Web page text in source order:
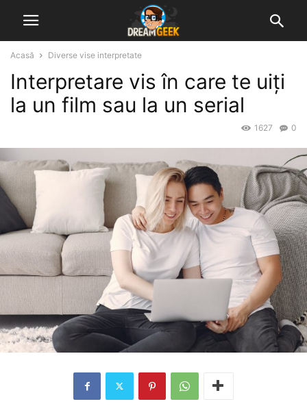
Acasă Diverse vise interpretate
Interpretare vis în care te uiți
la un film sau la un serial
0
1627